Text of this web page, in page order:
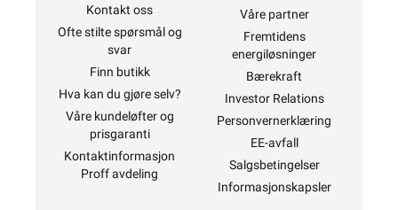
Kontakt oss
Ofte stilte spørsmål og
svar
Finn butikk
Hva kan du gjøre selv?
Våre kundeløfter og
prisgaranti
Kontaktinformasjon
Proff avdeling
Våre partner
Fremtidens
energiløsninger
Bærekraft
Investor Relations
Personvernerklæring
EE-avfall
Salgsbetingelser
Informasjonskapsler